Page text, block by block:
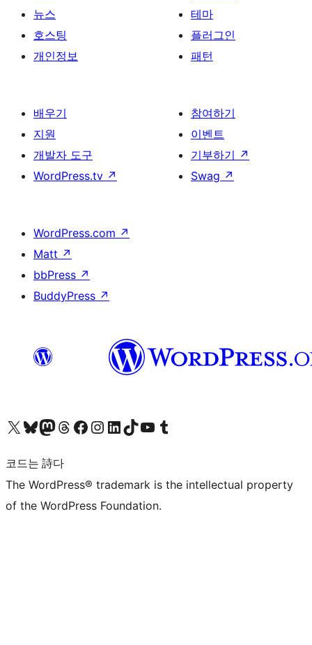
뉴스
호스팅
개인정보
테마
플러그인
패턴
배우기
지원
개발자 도구
WordPress.tv ↗
참여하기
이벤트
기부하기 ↗
Swag ↗
WordPress.com ↗
Matt ↗
bbPress ↗
BuddyPress ↗
X(이전 트위터) 계정 방문하기블루스카이 계정 방문하기마스토돈 계정 방문하기스레드 계정 방문하기 페이스북 페이지 방문하기인스타그램 계정 방문하기 LinkedIn 계정 방문하기틱톡 계정 방문하기유튜브 채널 방문하기 텀블러 계정 방문하기
코드는 詩다
The WordPress® trademark is the intellectual property
of the WordPress Foundation.